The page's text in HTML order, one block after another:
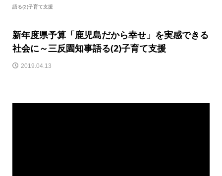
語る(2)子育て支援
新年度県予算「鹿児島だから幸せ」を実感できる
社会に～三反園知事語る(2)子育て支援
2019.04.13